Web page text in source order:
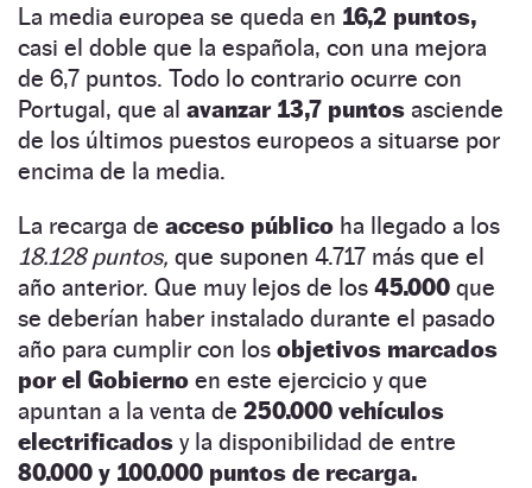
La media europea se queda en 16,2 puntos,
casi el doble que la española, con una mejora
de 6,7 puntos. Todo lo contrario ocurre con
Portugal, que al avanzar 13,7 puntos asciende
de los últimos puestos europeos a situarse por
encima de la media.
La recarga de acceso público ha llegado a los
18.128 puntos, que suponen 4.717 más que el
año anterior. Que muy lejos de los 45.000 que
se deberían haber instalado durante el pasado
año para cumplir con los objetivos marcados
por el Gobierno en este ejercicio y que
apuntan a la venta de 250.000 vehículos
electrificados y la disponibilidad de entre
80.000 y 100.000 puntos de recarga.